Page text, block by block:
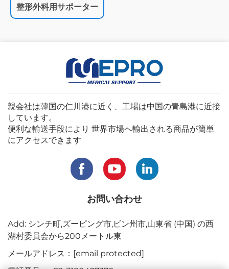
整形外科用サポーター
親会社は韓国の仁川港に近く、工場は中国の青島港に近接
しています。
便利な輸送手段により 世界市場へ輸出される商品が簡単
にアクセスできます
お問い合わせ
Add: シンチ町,ズーピング市,ビン州市,山東省 (中国) の西
湖村委員会から200メートル東
メールアドレス： [email protected]